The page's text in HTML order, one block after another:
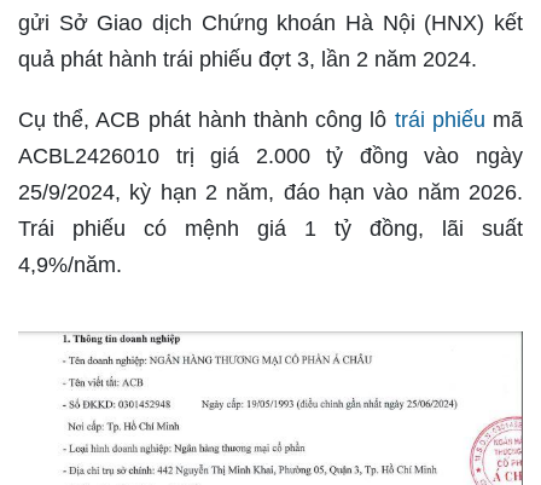
gửi Sở Giao dịch Chứng khoán Hà Nội (HNX) kết
quả phát hành trái phiếu đợt 3, lần 2 năm 2024.
Cụ thể, ACB phát hành thành công lô trái phiếu mã
ACBL2426010 trị giá 2.000 tỷ đồng vào ngày
25/9/2024, kỳ hạn 2 năm, đáo hạn vào năm 2026.
Trái phiếu có mệnh giá 1 tỷ đồng, lãi suất
4,9%/năm.